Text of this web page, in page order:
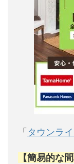
「 タウンラ
【簡易的な